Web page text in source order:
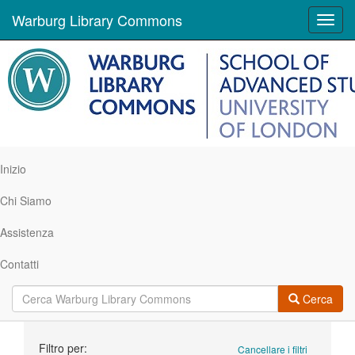
Warburg Library Commons
Inizio
Chi Siamo
Assistenza
Contatti
Cerca
Cancellare i filtri
Filtro per: